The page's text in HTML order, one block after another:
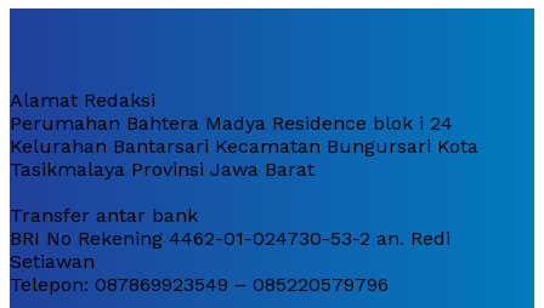
Alamat Redaksi
Perumahan Bahtera Madya Residence blok i 24
Kelurahan Bantarsari Kecamatan Bungursari Kota
Tasikmalaya Provinsi Jawa Barat
Transfer antar bank
BRI No Rekening 4462-01-024730-53-2 an. Redi
Setiawan
Telepon: 087869923549 – 085220579796